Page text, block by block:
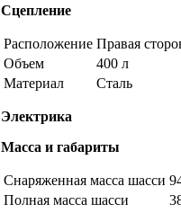
Сцепление
Расположение Правая
Объем
400 л
Материал
Сталь
Электрика
Масса и габариты
Снаряженная масса шасси
Полная масса шасси